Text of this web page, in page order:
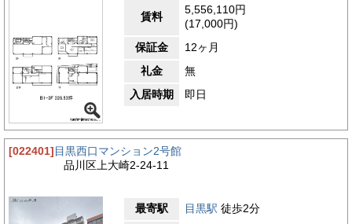
賃料
5,556,110円
(17,000円)
保証金
12ヶ月
礼金
無
入居時期
即日
[022401]目黒西口マンション2号館
品川区上大崎2-24-11
最寄駅 目黒駅 徒歩2分